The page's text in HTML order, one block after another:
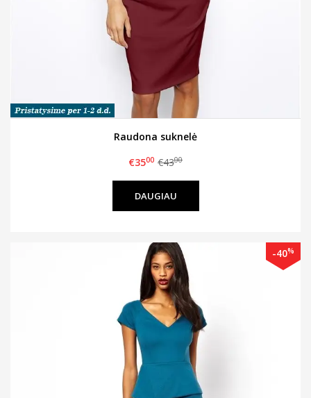
Raudona suknelė
€3500 €4300
DAUGIAU
-40%